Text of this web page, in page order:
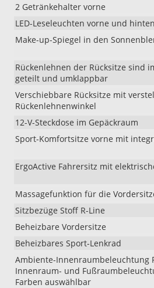
2 Getränkehalter vorne
LED-Leseleuchten vorne und hinten
Make-up-Spiegel in den
Rückenlehnen der Rücksitze sind
geteilt und umklappbar
Verschiebbare Rücksitze mit
Rückenlehnenwinkel
12-V-Steckdose im Gepäckraum
Sport-Komfortsitze vorne mit
ErgoActive Fahrersitz mit
Massagefunktion für die
Sitzbezüge Stoff R-Line
Beheizbare Vordersitze
Beheizbares Sport-Lenkrad
Ambiente-Innenraumbeleuchtung
Innenraum- und
Farben auswählbar